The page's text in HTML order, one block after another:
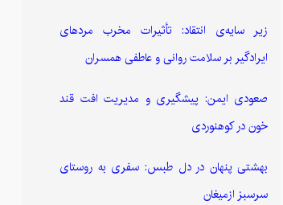
زیر سایه‌ی انتقاد: تأثیرات مخرب مردهای
ایرادگیر بر سلامت روانی و عاطفی همسران
صعودی ایمن: پیشگیری و مدیریت افت قند
خون در کوهنوردی
بهشتی پنهان در دل طبس: سفری به روستای
سرسبز ازمیغان